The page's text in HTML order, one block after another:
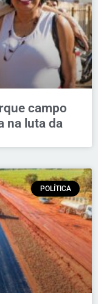
campo
na luta da
POLÍTICA